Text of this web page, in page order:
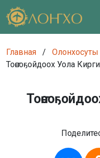
Главная / Олонхосуты
Тоҥсоҕойдоох Уола